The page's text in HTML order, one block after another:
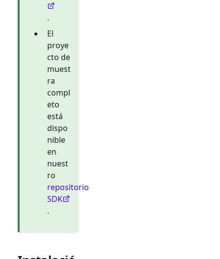
.
El
proye
cto de
muest
ra
compl
eto
está
dispo
nible
en
nuest
ro
repositorio
SDK
.